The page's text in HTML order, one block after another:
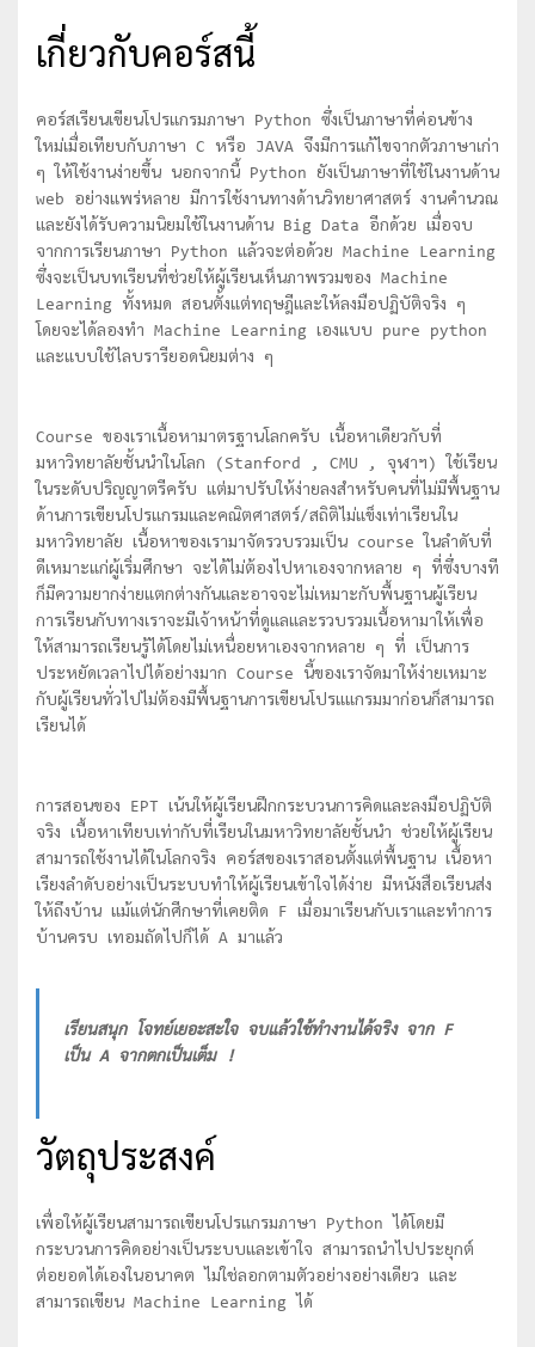
เกี่ยวกับคอร์สนี้
คอร์สเรียนเขียนโปรแกรมภาษา Python ซึ่งเป็นภาษาที่ค่อนข้าง
ใหม่เมื่อเทียบกับภาษา C หรือ JAVA จึงมีการแก้ไขจากตัวภาษาเก่า
ๆ ให้ใช้งานง่ายขึ้น นอกจากนี้ Python ยังเป็นภาษาที่ใช้ในงานด้าน
web อย่างแพร่หลาย มีการใช้งานทางด้านวิทยาศาสตร์ งานคำนวณ
และยังได้รับความนิยมใช้ในงานด้าน Big Data อีกด้วย เมื่อจบ
จากการเรียนภาษา Python แล้วจะต่อด้วย Machine Learning
ซึ่งจะเป็นบทเรียนที่ช่วยให้ผู้เรียนเห็นภาพรวมของ Machine
Learning ทั้งหมด สอนตั้งแต่ทฤษฎีและให้ลงมือปฏิบัติจริง ๆ
โดยจะได้ลองทำ Machine Learning เองแบบ pure python
และแบบใช้ไลบรารียอดนิยมต่าง ๆ
Course ของเราเนื้อหามาตรฐานโลกครับ เนื้อหาเดียวกับที่
มหาวิทยาลัยชั้นนำในโลก (Stanford , CMU , จุฬาฯ) ใช้เรียน
ในระดับปริญญาตรีครับ แต่มาปรับให้ง่ายลงสำหรับคนที่ไม่มีพื้นฐาน
ด้านการเขียนโปรแกรมและคณิตศาสตร์/สถิติไม่แข็งเท่าเรียนใน
มหาวิทยาลัย เนื้อหาของเรามาจัดรวบรวมเป็น course ในลำดับที่
ดีเหมาะแก่ผู้เริ่มศึกษา จะได้ไม่ต้องไปหาเองจากหลาย ๆ ที่ซึ่งบางที
ก็มีความยากง่ายแตกต่างกันและอาจจะไม่เหมาะกับพื้นฐานผู้เรียน
การเรียนกับทางเราจะมีเจ้าหน้าที่ดูแลและรวบรวมเนื้อหามาให้เพื่อ
ให้สามารถเรียนรู้ได้โดยไม่เหนื่อยหาเองจากหลาย ๆ ที่ เป็นการ
ประหยัดเวลาไปได้อย่างมาก Course นี้ของเราจัดมาให้ง่ายเหมาะ
กับผู้เรียนทั่วไปไม่ต้องมีพื้นฐานการเขียนโปรแแกรมมาก่อนก็สามารถ
เรียนได้
การสอนของ EPT เน้นให้ผู้เรียนฝึกกระบวนการคิดและลงมือปฏิบัติ
จริง เนื้อหาเทียบเท่ากับที่เรียนในมหาวิทยาลัยชั้นนำ ช่วยให้ผู้เรียน
สามารถใช้งานได้ในโลกจริง คอร์สของเราสอนตั้งแต่พื้นฐาน เนื้อหา
เรียงลำดับอย่างเป็นระบบทำให้ผู้เรียนเข้าใจได้ง่าย มีหนังสือเรียนส่ง
ให้ถึงบ้าน แม้แต่นักศีกษาที่เคยติด F เมื่อมาเรียนกับเราและทำการ
บ้านครบ เทอมถัดไปก็ได้ A มาแล้ว
เรียนสนุก โจทย์เยอะสะใจ จบแล้วใช้ทำงานได้จริง จาก F
เป็น A จากตกเป็นเต็ม !
วัตถุประสงค์
เพื่อให้ผู้เรียนสามารถเขียนโปรแกรมภาษา Python ได้โดยมี
กระบวนการคิดอย่างเป็นระบบและเข้าใจ สามารถนำไปประยุกต์
ต่อยอดได้เองในอนาคต ไม่ใช่ลอกตามตัวอย่างอย่างเดียว และ
สามารถเขียน Machine Learning ได้